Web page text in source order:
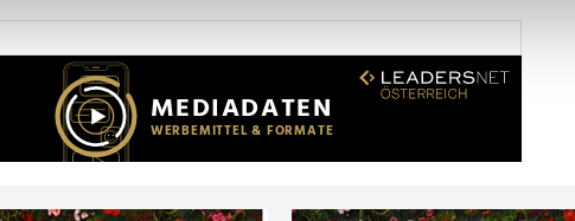
Inhalte und Anzeigen zu personalisieren, Funktionen für soziale
für soziale Medien, Werbung und Analysen weiter. Unsere Partner
Daten zusammen, die Sie ihnen bereitgestellt haben oder die sie